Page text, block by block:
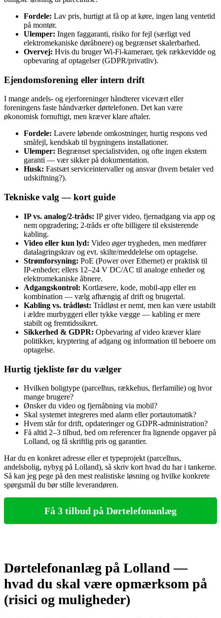
Fordele: Lav pris, hurtigt at få op at køre, ingen lang ventetid
på montør.
Ulemper: Ingen faggaranti, risiko for fejl (særligt ved
elektromekaniske døråbnere) og begrænset skalerbarhed.
Overvej: Hvis du bruger Wi‑Fi‑kameraer, tjek rækkevidde og
opbevaring af optagelser (GDPR/privatliv).
Ejendomsforening eller intern drift
I mange andels- og ejerforeninger håndterer vicevært eller
foreningens faste håndværker dørtelefonen. Det kan være
økonomisk fornuftigt, men kræver klare aftaler.
Fordele: Lavere løbende omkostninger, hurtig respons ved
småfejl, kendskab til bygningens installationer.
Ulemper: Begrænset specialistviden, og ofte ingen ekstern
garanti — vær sikker på dokumentation.
Husk: Fastsæt serviceintervaller og ansvar (hvem betaler ved
udskiftning?).
Tekniske valg — kort guide
IP vs. analog/2‑tråds: IP giver video, fjernadgang via app og
nem opgradering; 2‑tråds er ofte billigere til eksisterende
kabling.
Video eller kun lyd: Video øger trygheden, men medfører
datalagringskrav og evt. skilte/meddelelse om optagelse.
Strømforsyning: PoE (Power over Ethernet) er praktisk til
IP‑enheder; ellers 12–24 V DC/AC til analoge enheder og
elektromekaniske åbnere.
Adgangskontrol: Kortlæsere, kode, mobil‑app eller en
kombination — vælg afhængig af drift og brugertal.
Kabling vs. trådløst: Trådløst er nemt, men kan være ustabilt
i ældre murbyggeri eller tykke vægge — kabling er mere
stabilt og fremtidssikret.
Sikkerhed & GDPR: Opbevaring af video kræver klare
politikker, kryptering af adgang og information til beboere om
optagelse.
Hurtig tjekliste før du vælger
Hvilken boligtype (parcelhus, rækkehus, flerfamilie) og hvor
mange brugere?
Ønsker du video og fjernåbning via mobil?
Skal systemet integreres med alarm eller portautomatik?
Hvem står for drift, opdateringer og GDPR‑administration?
Få altid 2–3 tilbud, bed om referencer fra lignende opgaver på
Lolland, og få skriftlig pris og garantier.
Har du en konkret adresse eller et typeprojekt (parcelhus,
andelsbolig, nybyg på Lolland), så skriv kort hvad du har i tankerne.
Så kan jeg pege på den mest realistiske løsning og hvilke konkrete
spørgsmål du bør stille leverandøren.
Få 3 tilbud på Dørtelefonanlæg
Dørtelefonanlæg på Lolland —
hvad du skal være opmærksom på
(risici og muligheder)